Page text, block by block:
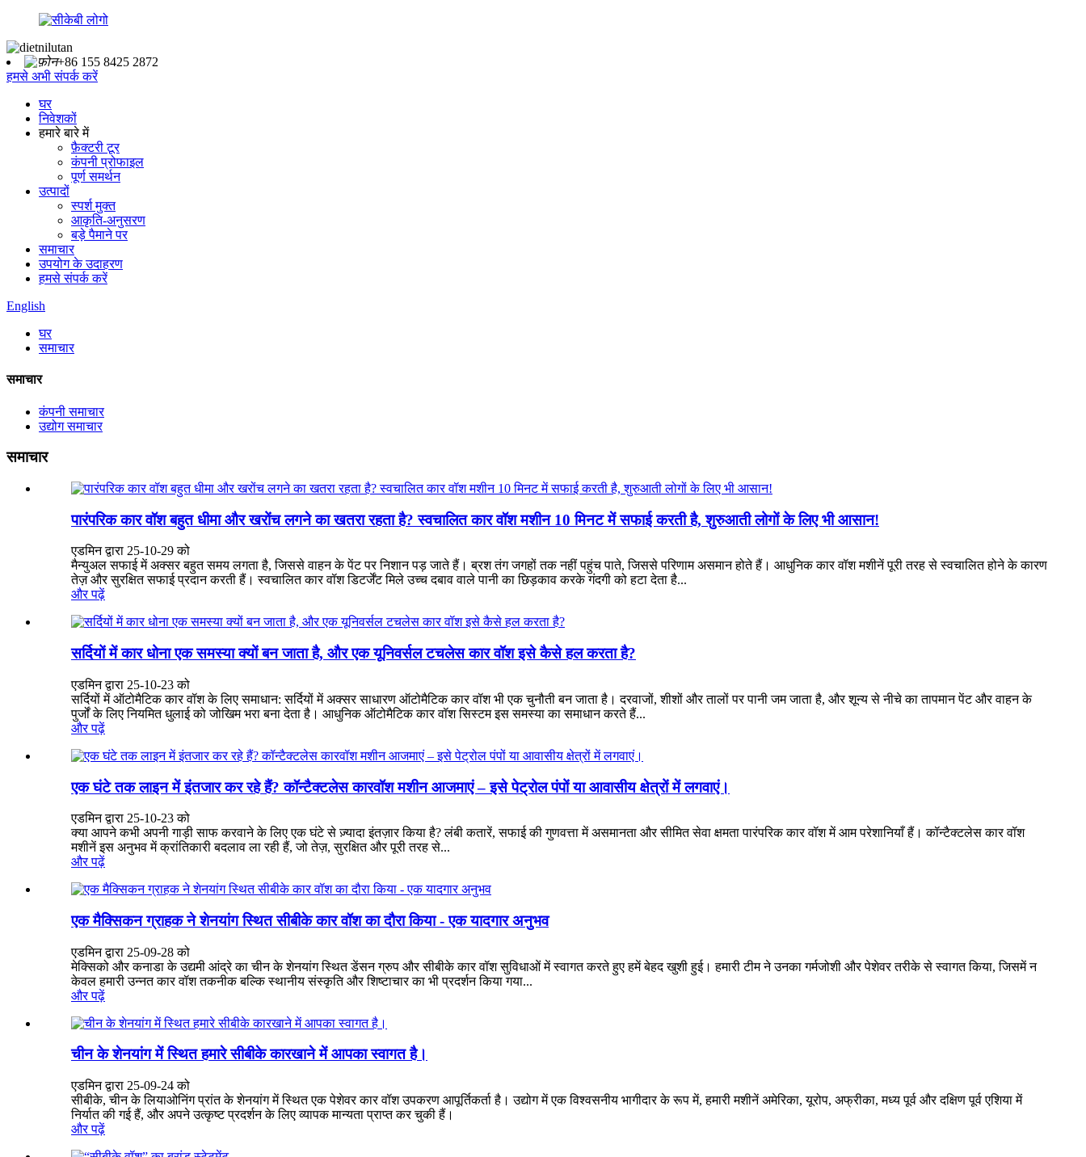
+86 155 8425 2872
हमसे अभी संपर्क करें
घर
निवेशकों
हमारे बारे में
फ़ैक्टरी टूर
कंपनी प्रोफाइल
पूर्ण समर्थन
उत्पादों
स्पर्श मुक्त
आकृति-अनुसरण
बड़े पैमाने पर
समाचार
उपयोग के उदाहरण
हमसे संपर्क करें
English
घर
समाचार
समाचार
कंपनी समाचार
उद्योग समाचार
समाचार
पारंपरिक कार वॉश बहुत धीमा और खरोंच लगने का खतरा रहता है? स्वचालित कार वॉश मशीन 10 मिनट में सफाई करती है, शुरुआती लोगों के लिए भी आसान!
एडमिन द्वारा 25-10-29 को
मैन्युअल सफाई में अक्सर बहुत समय लगता है, जिससे वाहन के पेंट पर निशान पड़ जाते हैं। ब्रश तंग जगहों तक नहीं पहुंच पाते, जिससे परिणाम असमान होते हैं। आधुनिक कार वॉश मशीनें पूरी तरह से स्वचालित होने के कारण
तेज़ और सुरक्षित सफाई प्रदान करती हैं। स्वचालित कार वॉश डिटर्जेंट मिले उच्च दबाव वाले पानी का छिड़काव करके गंदगी को हटा देता है...
और पढ़ें
सर्दियों में कार धोना एक समस्या क्यों बन जाता है, और एक यूनिवर्सल टचलेस कार वॉश इसे कैसे हल करता है?
एडमिन द्वारा 25-10-23 को
सर्दियों में ऑटोमैटिक कार वॉश के लिए समाधान: सर्दियों में अक्सर साधारण ऑटोमैटिक कार वॉश भी एक चुनौती बन जाता है। दरवाजों, शीशों और तालों पर पानी जम जाता है, और शून्य से नीचे का तापमान पेंट और वाहन के
पुर्जों के लिए नियमित धुलाई को जोखिम भरा बना देता है। आधुनिक ऑटोमैटिक कार वॉश सिस्टम इस समस्या का समाधान करते हैं...
और पढ़ें
एक घंटे तक लाइन में इंतजार कर रहे हैं? कॉन्टैक्टलेस कारवॉश मशीन आजमाएं – इसे पेट्रोल पंपों या आवासीय क्षेत्रों में लगवाएं।
एडमिन द्वारा 25-10-23 को
क्या आपने कभी अपनी गाड़ी साफ करवाने के लिए एक घंटे से ज़्यादा इंतज़ार किया है? लंबी कतारें, सफाई की गुणवत्ता में असमानता और सीमित सेवा क्षमता पारंपरिक कार वॉश में आम परेशानियाँ हैं। कॉन्टैक्टलेस कार वॉश
मशीनें इस अनुभव में क्रांतिकारी बदलाव ला रही हैं, जो तेज़, सुरक्षित और पूरी तरह से...
और पढ़ें
एक मैक्सिकन ग्राहक ने शेनयांग स्थित सीबीके कार वॉश का दौरा किया - एक यादगार अनुभव
एडमिन द्वारा 25-09-28 को
मेक्सिको और कनाडा के उद्यमी आंद्रे का चीन के शेनयांग स्थित डेंसन ग्रुप और सीबीके कार वॉश सुविधाओं में स्वागत करते हुए हमें बेहद खुशी हुई। हमारी टीम ने उनका गर्मजोशी और पेशेवर तरीके से स्वागत किया, जिसमें न
केवल हमारी उन्नत कार वॉश तकनीक बल्कि स्थानीय संस्कृति और शिष्टाचार का भी प्रदर्शन किया गया...
और पढ़ें
चीन के शेनयांग में स्थित हमारे सीबीके कारखाने में आपका स्वागत है।
एडमिन द्वारा 25-09-24 को
सीबीके, चीन के लियाओनिंग प्रांत के शेनयांग में स्थित एक पेशेवर कार वॉश उपकरण आपूर्तिकर्ता है। उद्योग में एक विश्वसनीय भागीदार के रूप में, हमारी मशीनें अमेरिका, यूरोप, अफ्रीका, मध्य पूर्व और दक्षिण पूर्व एशिया में
निर्यात की गई हैं, और अपने उत्कृष्ट प्रदर्शन के लिए व्यापक मान्यता प्राप्त कर चुकी हैं।
और पढ़ें